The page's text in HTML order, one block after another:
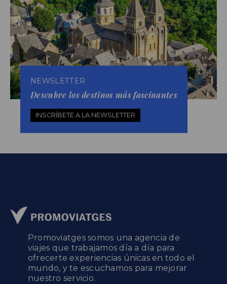
NEWSLETTER
Descubre los destinos más fascinantes
INSCRÍBETE A LA NEWSLETTER
Promoviatges somos una agencia de
viajes que trabajamos día a día para
ofrecerte experiencias únicas en todo el
mundo, y te escuchamos para mejorar
nuestro servicio.